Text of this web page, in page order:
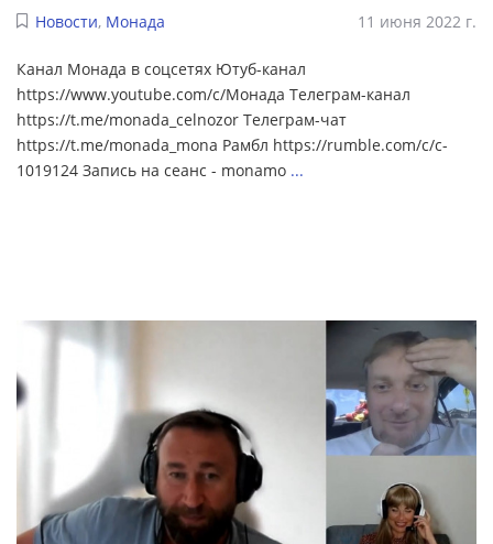
Новости, Монада 11 июня 2022 г.
Канал Монада в соцсетях Ютуб-канал
https://www.youtube.com/c/Монада Телеграм-канал
https://t.me/monada_celnozor Телеграм-чат
https://t.me/monada_mona Рамбл https://rumble.com/c/c-
1019124 Запись на сеанс - monamo ...